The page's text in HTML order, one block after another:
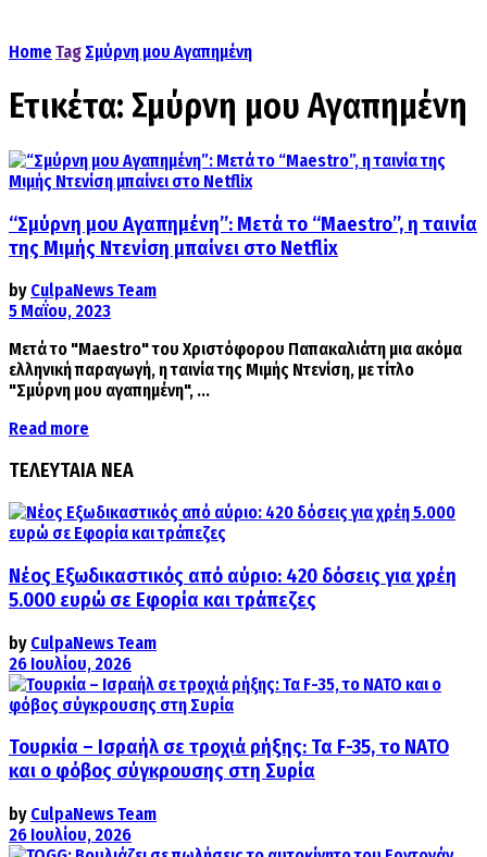
Home Tag Σμύρνη μου Αγαπημένη
Ετικέτα: Σμύρνη μου Αγαπημένη
“Σμύρνη μου Αγαπημένη”: Μετά το “Maestro”, η ταινία
της Μιμής Ντενίση μπαίνει στο Netflix
by CulpaNews Team
5 Μαΐου, 2023
Μετά το "Maestro" του Χριστόφορου Παπακαλιάτη μια ακόμα
ελληνική παραγωγή, η ταινία της Μιμής Ντενίση, με τίτλο
"Σμύρνη μου αγαπημένη", ...
Read more
ΤΕΛΕΥΤΑΙΑ ΝΕΑ
Νέος Εξωδικαστικός από αύριο: 420 δόσεις για χρέη
5.000 ευρώ σε Εφορία και τράπεζες
by CulpaNews Team
26 Ιουλίου, 2026
Τουρκία – Ισραήλ σε τροχιά ρήξης: Τα F-35, το ΝΑΤΟ
και ο φόβος σύγκρουσης στη Συρία
by CulpaNews Team
26 Ιουλίου, 2026